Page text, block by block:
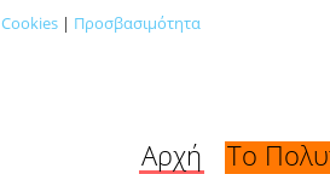
Cookies | Προσβασιμότητα
Αρχή Το